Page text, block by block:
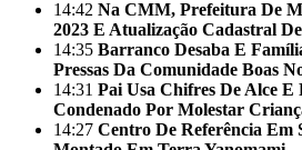
14:42 Na CMM, Prefeitura De
2023 E Atualização Cadastral
14:35 Barranco Desaba E
Pressas Da Comunidade Boas
14:31 Pai Usa Chifres De Alce
Condenado Por Molestar
14:27 Centro De Referência Em